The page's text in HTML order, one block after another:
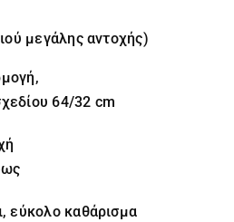
μεγάλης αντοχής)
64/32 cm
εύκολο καθάρισμα